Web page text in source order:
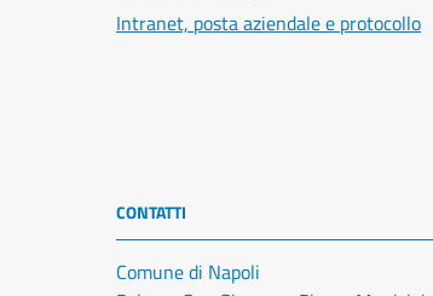
Intranet, posta aziendale e protocollo
CONTATTI
Comune di Napoli